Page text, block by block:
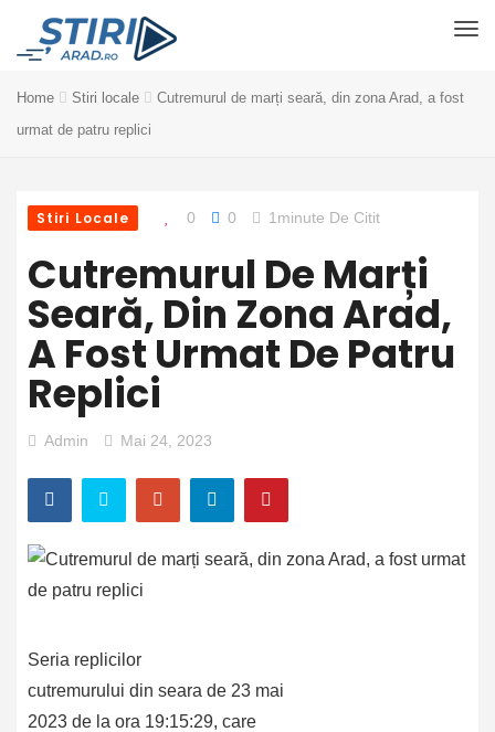
Home Stiri locale
Cutremurul de marți seară, din zona Arad, a fost
urmat de patru replici
Stiri Locale 0 0 1minute De Citit
Cutremurul De Marți
Seară, Din Zona Arad,
A Fost Urmat De Patru
Replici
Admin Mai 24, 2023
Seria replicilor
cutremurului din seara de 23 mai
2023 de la ora 19:15:29, care